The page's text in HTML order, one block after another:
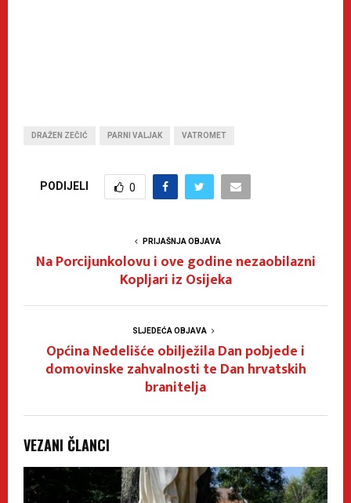
DRAŽEN ZEČIĆ PARNI VALJAK VATROMET
PODIJELI 0
PRIJAŠNJA OBJAVA
Na Porcijunkolovu i ove godine nezaobilazni
Kopljari iz Osijeka
SLJEDEĆA OBJAVA
Općina Nedelišće obilježila Dan pobjede i
domovinske zahvalnosti te Dan hrvatskih
branitelja
VEZANI ČLANCI